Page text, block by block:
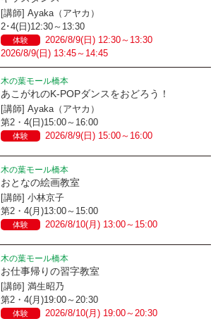
[講師] Ayaka（アヤカ）
2･4(日)12:30～13:30
体験
2026/8/9(日) 12:30～13:30
2026/8/9(日) 13:45～14:45
木の葉モール橋本
あこがれのK-POPダンスをおどろう！
[講師] Ayaka（アヤカ）
第2・4(日)15:00～16:00
体験 2026/8/9(日) 15:00～16:00
木の葉モール橋本
おとなの絵画教室
[講師] 小林京子
第2・4(月)13:00～15:00
体験 2026/8/10(月) 13:00～15:00
木の葉モール橋本
お仕事帰りの習字教室
[講師] 満生昭乃
第2・4(月)19:00～20:30
体験 2026/8/10(月) 19:00～20:30